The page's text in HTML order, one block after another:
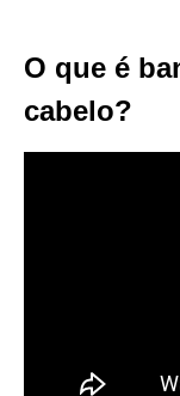
O que é
cabelo?